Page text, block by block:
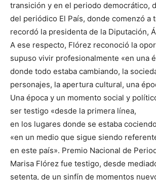
transición y en el periodo democrático,
del periódico El País, donde comenzó a
recordó la presidenta de la Diputación,
A ese respecto, Flórez reconoció la
supuso vivir profesionalmente «en una
donde todo estaba cambiando, la
personajes, la apertura cultural, una
Una época y un momento social y
ser testigo «desde la primera línea,
en los lugares donde se estaba
«en un medio que sigue siendo
en este país». Premio Nacional de
Marisa Flórez fue testigo, desde
setenta, de un sinfín de momentos